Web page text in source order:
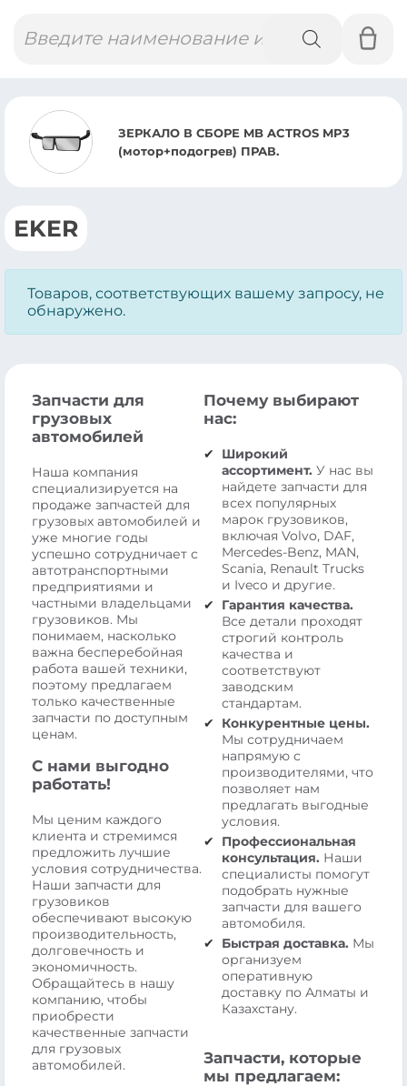
товаров
ЗЕРКАЛО В СБОРЕ MB ACTROS MP3
(мотор+подогрев) ПРАВ.
EKER
Товаров, соответствующих вашему запросу, не
обнаружено.
Запчасти для
грузовых
автомобилей
Наша компания
специализируется на
продаже запчастей для
грузовых автомобилей и
уже многие годы
успешно сотрудничает с
автотранспортными
предприятиями и
частными владельцами
грузовиков. Мы
понимаем, насколько
важна бесперебойная
работа вашей техники,
поэтому предлагаем
только качественные
запчасти по доступным
ценам.
С нами выгодно
работать!
Мы ценим каждого
клиента и стремимся
предложить лучшие
условия сотрудничества.
Наши запчасти для
грузовиков
обеспечивают высокую
производительность,
долговечность и
экономичность.
Обращайтесь в нашу
компанию, чтобы
приобрести
качественные запчасти
для грузовых
автомобилей.
Почему выбирают
нас:
Широкий
ассортимент. У нас вы
найдете запчасти для
всех популярных
марок грузовиков,
включая Volvo, DAF,
Mercedes-Benz, MAN,
Scania, Renault Trucks
и Iveco и другие.
Гарантия качества.
Все детали проходят
строгий контроль
качества и
соответствуют
заводским
стандартам.
Конкурентные цены.
Мы сотрудничаем
напрямую с
производителями, что
позволяет нам
предлагать выгодные
условия.
Профессиональная
консультация. Наши
специалисты помогут
подобрать нужные
запчасти для вашего
автомобиля.
Быстрая доставка. Мы
организуем
оперативную
доставку по Алматы и
Казахстану.
Запчасти, которые
мы предлагаем: